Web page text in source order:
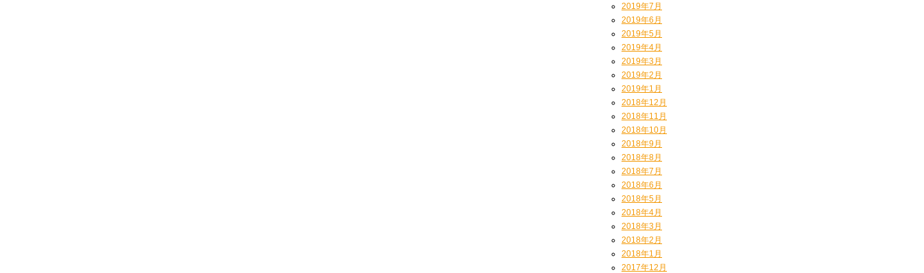
2019年7月
2019年6月
2019年5月
2019年4月
2019年3月
2019年2月
2019年1月
2018年12月
2018年11月
2018年10月
2018年9月
2018年8月
2018年7月
2018年6月
2018年5月
2018年4月
2018年3月
2018年2月
2018年1月
2017年12月